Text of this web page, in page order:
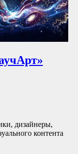
дизайнеры,
контента